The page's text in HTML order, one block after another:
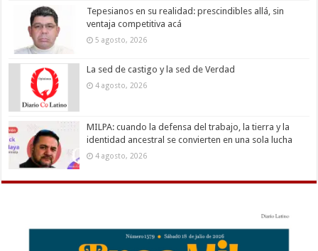
Tepesianos en su realidad: prescindibles allá, sin
ventaja competitiva acá
5 agosto, 2026
La sed de castigo y la sed de Verdad
4 agosto, 2026
MILPA: cuando la defensa del trabajo, la tierra y la
identidad ancestral se convierten en una sola lucha
4 agosto, 2026